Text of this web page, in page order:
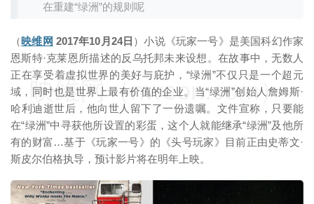
在重建“绿洲”的规则呢
（映维网 2017年10月24日 ）小说《玩家一号》是美国科幻作家
恩斯特·克莱恩所描述的反乌托邦未来设想。在故事中，无数人
正在享受着虚拟世界的美好与庇护，“绿洲”不仅只是一个超元
域，同时也是世界上最有价值的企业。当“绿洲”创始人詹姆斯·
哈利迪逝世后，他向世人留下了一份遗嘱。文件宣称，只要能
在“绿洲”中寻获他所设置的彩蛋，这个人就能继承“绿洲”及他所
有的财富…基于《玩家一号》的《头号玩家》目前正由史蒂文·
斯皮尔伯格执导，预计影片将在明年上映。
映维网（nweon.com）